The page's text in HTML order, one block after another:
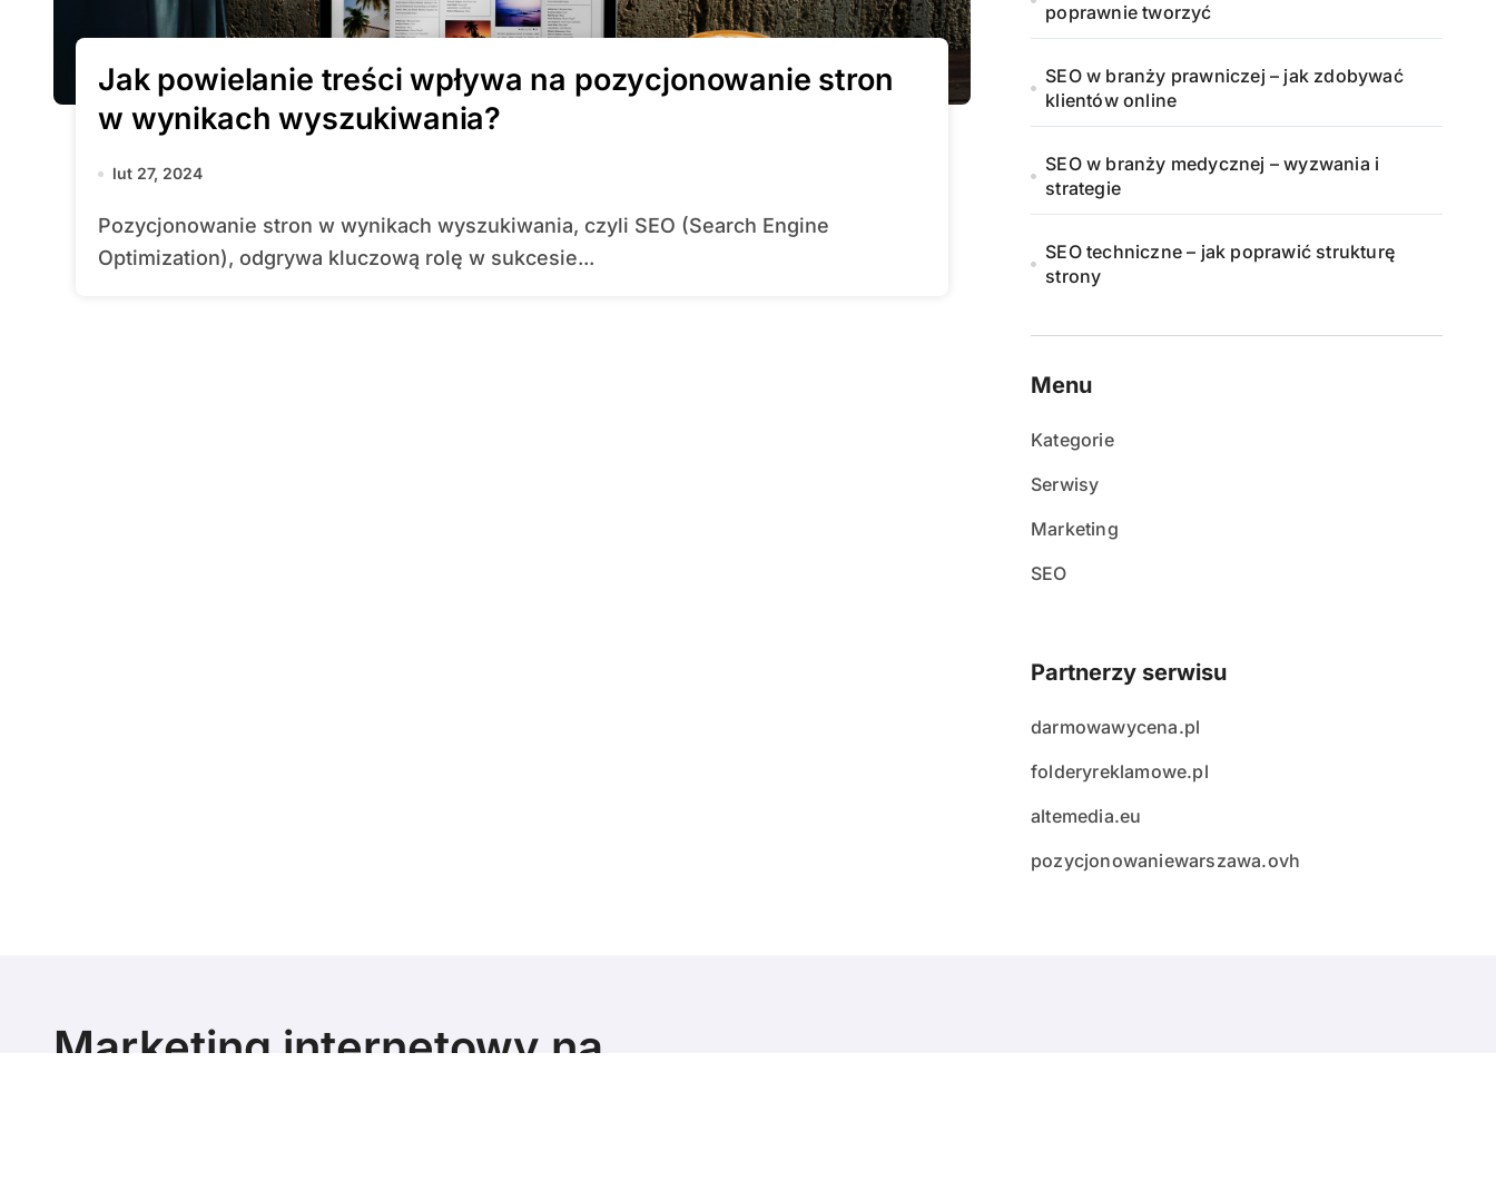
Jak powielanie treści wpływa na pozycjonowanie stron
w wynikach wyszukiwania?
lut 27, 2024
Pozycjonowanie stron w wynikach wyszukiwania, czyli SEO (Search Engine
Optimization), odgrywa kluczową rolę w sukcesie...
poprawnie tworzyć
SEO w branży prawniczej – jak zdobywać
klientów online
SEO w branży medycznej – wyzwania i
strategie
SEO techniczne – jak poprawić strukturę
strony
Menu
Kategorie
Serwisy
Marketing
SEO
Partnerzy serwisu
darmowawycena.pl
folderyreklamowe.pl
altemedia.eu
pozycjonowaniewarszawa.ovh
Marketing internetowy na